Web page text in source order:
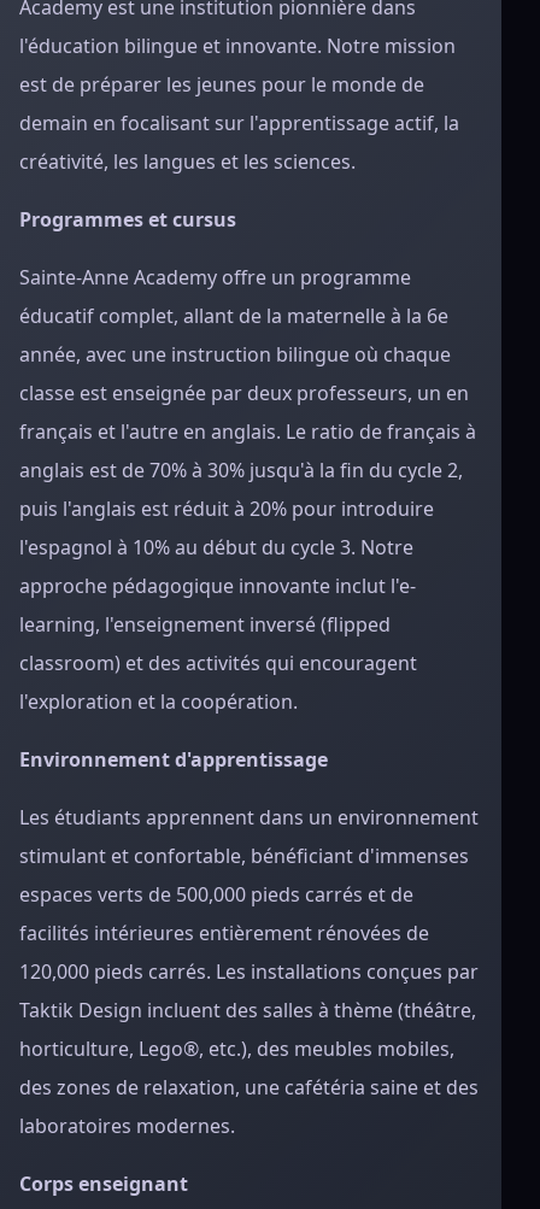
Academy est une institution pionnière dans
l'éducation bilingue et innovante. Notre mission
est de préparer les jeunes pour le monde de
demain en focalisant sur l'apprentissage actif, la
créativité, les langues et les sciences.
Programmes et cursus
Sainte-Anne Academy offre un programme
éducatif complet, allant de la maternelle à la 6e
année, avec une instruction bilingue où chaque
classe est enseignée par deux professeurs, un en
français et l'autre en anglais. Le ratio de français à
anglais est de 70% à 30% jusqu'à la fin du cycle 2,
puis l'anglais est réduit à 20% pour introduire
l'espagnol à 10% au début du cycle 3. Notre
approche pédagogique innovante inclut l'e-
learning, l'enseignement inversé (flipped
classroom) et des activités qui encouragent
l'exploration et la coopération.
Environnement d'apprentissage
Les étudiants apprennent dans un environnement
stimulant et confortable, bénéficiant d'immenses
espaces verts de 500,000 pieds carrés et de
facilités intérieures entièrement rénovées de
120,000 pieds carrés. Les installations conçues par
Taktik Design incluent des salles à thème (théâtre,
horticulture, Lego®, etc.), des meubles mobiles,
des zones de relaxation, une cafétéria saine et des
laboratoires modernes.
Corps enseignant